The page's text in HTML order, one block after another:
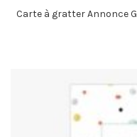
Carte à gratter Annonce